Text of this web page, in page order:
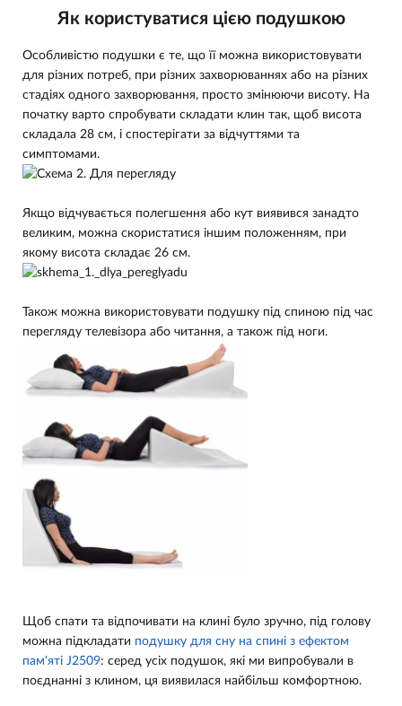
Як користуватися цією подушкою
Особливістю подушки є те, що її можна використовувати
для різних потреб, при різних захворюваннях або на різних
стадіях одного захворювання, просто змінюючи висоту. На
початку варто спробувати складати клин так, щоб висота
складала 28 см, і спостерігати за відчуттями та
симптомами.
Якщо відчувається полегшення або кут виявився занадто
великим, можна скористатися іншим положенням, при
якому висота складає 26 см.
Також можна використовувати подушку під спиною під час
перегляду телевізора або читання, а також під ноги.
Щоб спати та відпочивати на клині було зручно, під голову
можна підкладати подушку для сну на спині з ефектом
пам'яті J2509: серед усіх подушок, які ми випробували в
поєднанні з клином, ця виявилася найбільш комфортною.